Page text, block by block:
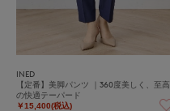
INED
【定番】美脚パンツ ｜360度美しく、至高
の快適テーパード
￥15,400(税込)